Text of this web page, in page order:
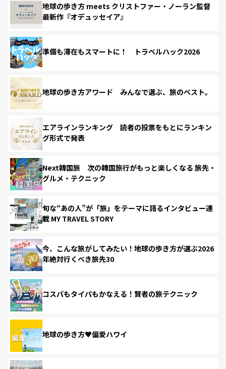
地球の歩き方 meets クリストファー・ノーラン監督
最新作『オデュッセイア』
準備も滞在もスマートに！ トラベルハック2026
地球の歩き方アワード みんなで選ぶ、旅のベスト。
エアラインランキング 読者の投票をもとにランキン
グ形式で発表
Next韓国旅 次の韓国旅行がもっと楽しくなる 旅先・
グルメ・テクニック
旬な“あの人”が「旅」をテーマに語るインタビュー連
載 MY TRAVEL STORY
今、こんな旅がしてみたい！地球の歩き方が選ぶ2026
年絶対行くべき旅先30
コスパもタイパもかなえる！賢者の旅テクニック
地球の歩き方♥偏愛ハワイ